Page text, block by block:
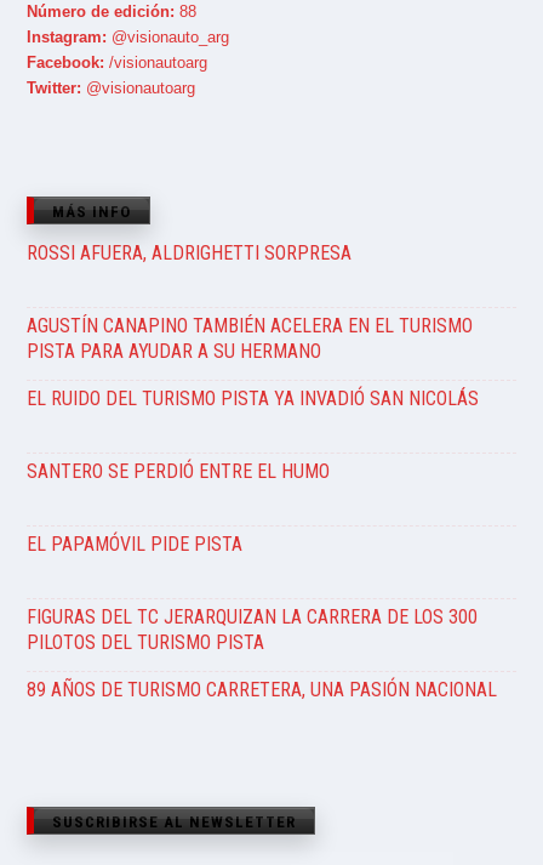
Número de edición: 88
Instagram: @visionauto_arg
Facebook: /visionautoarg
Twitter: @visionautoarg
MÁS INFO
ROSSI AFUERA, ALDRIGHETTI SORPRESA
AGUSTÍN CANAPINO TAMBIÉN ACELERA EN EL TURISMO
PISTA PARA AYUDAR A SU HERMANO
EL RUIDO DEL TURISMO PISTA YA INVADIÓ SAN NICOLÁS
SANTERO SE PERDIÓ ENTRE EL HUMO
EL PAPAMÓVIL PIDE PISTA
FIGURAS DEL TC JERARQUIZAN LA CARRERA DE LOS 300
PILOTOS DEL TURISMO PISTA
89 AÑOS DE TURISMO CARRETERA, UNA PASIÓN NACIONAL
SUSCRIBIRSE AL NEWSLETTER